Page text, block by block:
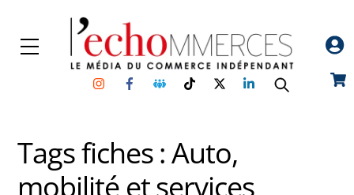
content
Menu
InstagramFacebookGroupe
Facebook
TikTokTwitterLinkedin
Tags fiches :Auto,
mobilité et services